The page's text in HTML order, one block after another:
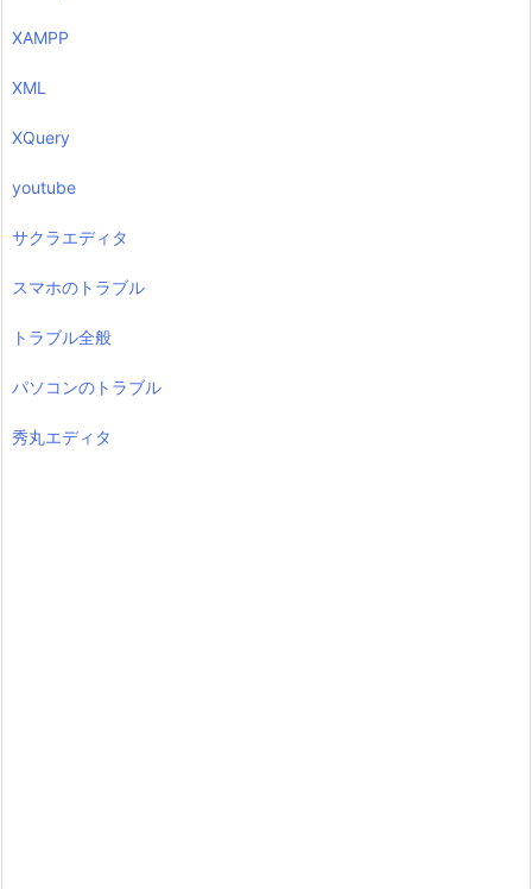
XAMPP
XML
XQuery
youtube
サクラエディタ
スマホのトラブル
トラブル全般
パソコンのトラブル
秀丸エディタ